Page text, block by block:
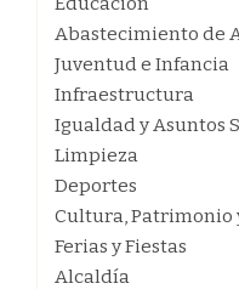
Abastecimiento de
Juventud e Infancia
Infraestructura
Igualdad y Asuntos
Limpieza
Deportes
Cultura, Patrimonio
Ferias y Fiestas
Alcaldía